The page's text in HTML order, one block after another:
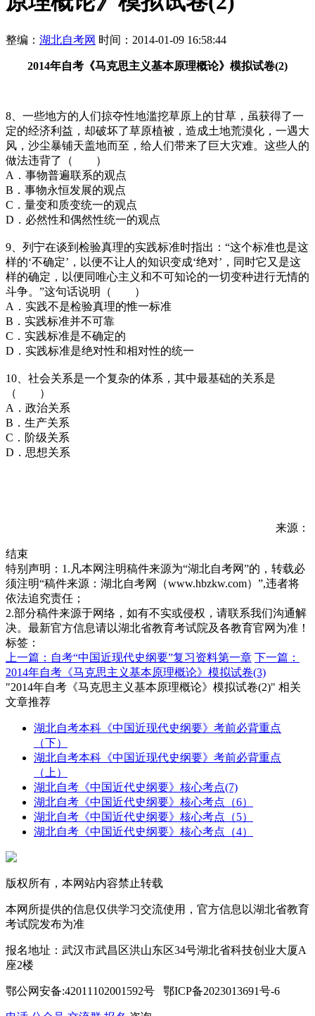
整编： 湖北自考网 时间：2014-01-09 16:58:44
2014年自考《马克思主义基本原理概论》模拟试卷(2)
8、一些地方的人们掠夺性地滥挖草原上的甘草，虽获得了一
定的经济利益，却破坏了草原植被，造成土地荒漠化，一遇大
风，沙尘暴铺天盖地而至，给人们带来了巨大灾难。这些人的
做法违背了（ ）
A．事物普遍联系的观点
B．事物永恒发展的观点
C．量变和质变统一的观点
D．必然性和偶然性统一的观点
9、列宁在谈到检验真理的实践标准时指出：“这个标准也是这
样的‘不确定’，以便不让人的知识变成‘绝对’，同时它又是这
样的确定，以便同唯心主义和不可知论的一切变种进行无情的
斗争。”这句话说明（ ）
A．实践不是检验真理的惟一标准
B．实践标准并不可靠
C．实践标准是不确定的
D．实践标准是绝对性和相对性的统一
10、社会关系是一个复杂的体系，其中最基础的关系是
（ ）
A．政治关系
B．生产关系
C．阶级关系
D．思想关系
来源：
结束
特别声明：1.凡本网注明稿件来源为“湖北自考网”的，转载必
须注明“稿件来源：湖北自考网（www.hbzkw.com）”,违者将
依法追究责任；
2.部分稿件来源于网络，如有不实或侵权，请联系我们沟通解
决。最新官方信息请以湖北省教育考试院及各教育官网为准！
标签：
上一篇：自考“中国近现代史纲要”复习资料第一章 下一篇：
2014年自考《马克思主义基本原理概论》模拟试卷(3)
"2014年自考《马克思主义基本原理概论》模拟试卷(2)" 相关
文章推荐
湖北自考本科《中国近现代史纲要》考前必背重点
（下）
湖北自考本科《中国近现代史纲要》考前必背重点
（上）
湖北自考《中国近代史纲要》核心考点(7)
湖北自考《中国近代史纲要》核心考点（6）
湖北自考《中国近代史纲要》核心考点（5）
湖北自考《中国近代史纲要》核心考点（4）
版权所有，本网站内容禁止转载
本网所提供的信息仅供学习交流使用，官方信息以湖北省教育
考试院发布为准
报名地址：武汉市武昌区洪山东区34号湖北省科技创业大厦A
座2楼
鄂公网安备:42011102001592号 鄂ICP备2023013691号-6